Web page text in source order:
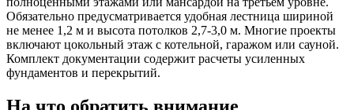
Обязательно предусматривается удобная лестница шириной
не менее 1,2 м и высота потолков 2,7-3,0 м. Многие проекты
включают цокольный этаж с котельной, гаражом или сауной.
Комплект документации содержит расчеты усиленных
фундаментов и перекрытий.
На что обратить внимание